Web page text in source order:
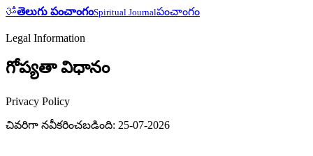
ॐతెలుగు పంచాంగంSpiritual Journalపంచాంగం
Legal Information
గోప్యతా విధానం
Privacy Policy
చివరిగా నవీకరించబడింది: 25-07-2026